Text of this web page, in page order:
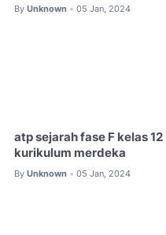
By Unknown • 05 Jan, 2024
atp sejarah fase F kelas 12
kurikulum merdeka
By Unknown • 05 Jan, 2024